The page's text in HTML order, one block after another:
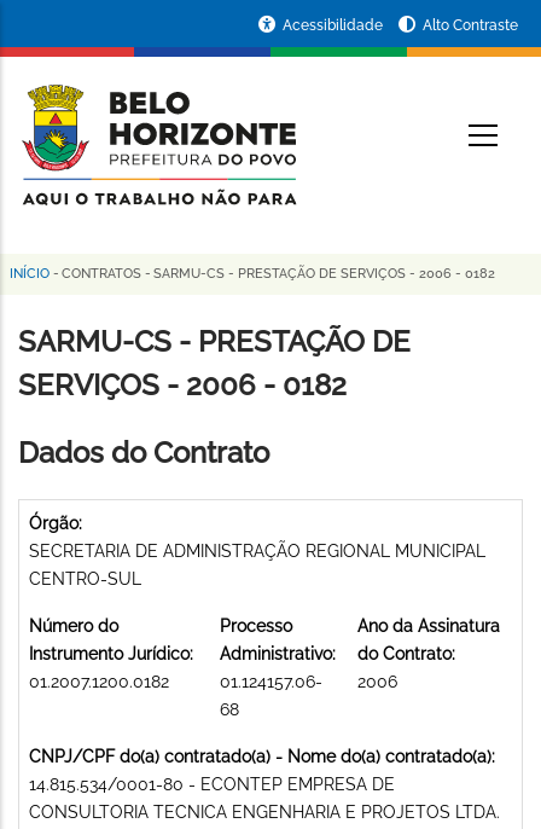
conteúdo
principal
da
Prefeitura
de
Horizonte
Acessibilidade Alto Contraste
Trilha
de
navegação
INÍCIO - CONTRATOS - SARMU-CS - PRESTAÇÃO DE SERVIÇOS - 2006 - 0182
SARMU-CS - PRESTAÇÃO DE
SERVIÇOS - 2006 - 0182
Dados do Contrato
Órgão:
SECRETARIA DE ADMINISTRAÇÃO REGIONAL MUNICIPAL
CENTRO-SUL
Número do
Instrumento Jurídico:
01.2007.1200.0182
Processo
Administrativo:
01.124157.06-
68
Ano da Assinatura
do Contrato:
2006
CNPJ/CPF do(a) contratado(a) - Nome do(a) contratado(a):
14.815.534/0001-80 - ECONTEP EMPRESA DE
CONSULTORIA TECNICA ENGENHARIA E PROJETOS LTDA.